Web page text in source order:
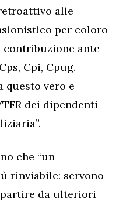
alle
per coloro
contribuzione ante
Cpi, Cpug.
questo vero e
dei dipendenti
che “un
rinviabile: servono
da ulteriori